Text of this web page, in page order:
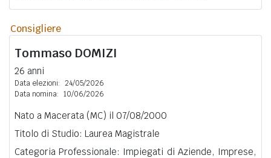
Consigliere
Tommaso DOMIZI
26 anni
Data elezioni: 24/05/2026
Data nomina: 10/06/2026
Nato a Macerata (MC) il 07/08/2000
Titolo di Studio: Laurea Magistrale
Categoria Professionale: Impiegati di Aziende, Imprese,